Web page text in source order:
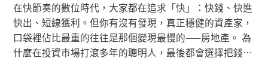
在快節奏的數位時代，大家都在追求「快」：快錢、快進
快出、短線獲利。但你有沒有發現，真正穩健的資產家，
口袋裡佔比最重的往往是那個變現最慢的——房地產。 為
什麼在投資市場打滾多年的聰明人，最後都會選擇把錢鎖